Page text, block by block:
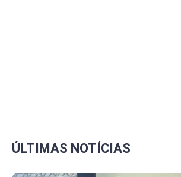
ÚLTIMAS NOTÍCIAS